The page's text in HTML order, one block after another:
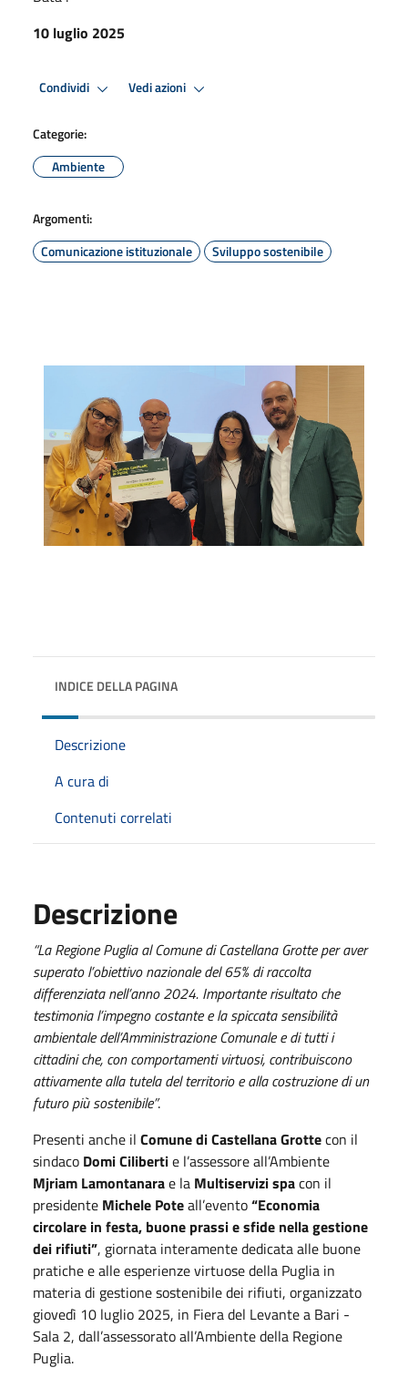
10 luglio 2025
Condividi Vedi azioni
Categorie:
Ambiente
Argomenti:
Comunicazione istituzionale
Sviluppo sostenibile
INDICE DELLA PAGINA
Descrizione
A cura di
Contenuti correlati
Descrizione
“La Regione Puglia al Comune di Castellana Grotte per aver
superato l’obiettivo nazionale del 65% di raccolta
differenziata nell’anno 2024. Importante risultato che
testimonia l’impegno costante e la spiccata sensibilità
ambientale dell’Amministrazione Comunale e di tutti i
cittadini che, con comportamenti virtuosi, contribuiscono
attivamente alla tutela del territorio e alla costruzione di un
futuro più sostenibile”.
Presenti anche il Comune di Castellana Grottecon il
sindaco Domi Cilibertie l’assessore all’Ambiente
Mjriam Lamontanarae la Multiservizi spacon il
presidente Michele Poteall’evento“Economia
circolare in festa, buone prassi e sfide nella gestione
dei rifiuti”, giornata interamente dedicata alle buone
pratiche e alle esperienze virtuose della Puglia in
materia di gestione sostenibile dei rifiuti, organizzato
giovedì 10 luglio 2025, in Fiera del Levante a Bari -
Sala 2, dall’assessorato all’Ambiente della Regione
Puglia.